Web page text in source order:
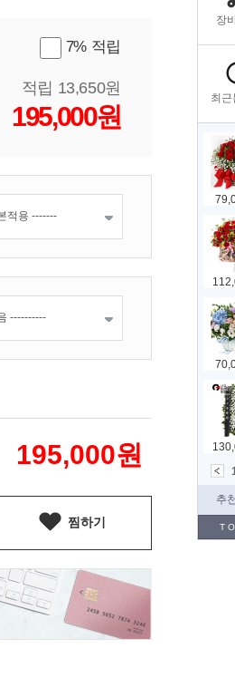
7% 적립
적립 13,650원
195,000원
195,000원
찜하기